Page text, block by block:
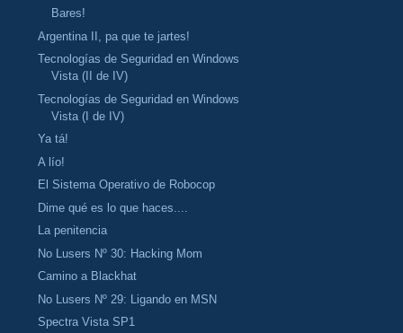
Bares!
Argentina II, pa que te jartes!
Tecnologías de Seguridad en Windows
Vista (II de IV)
Tecnologías de Seguridad en Windows
Vista (I de IV)
Ya tá!
A lío!
El Sistema Operativo de Robocop
Dime qué es lo que haces....
La penitencia
No Lusers Nº 30: Hacking Mom
Camino a Blackhat
No Lusers Nº 29: Ligando en MSN
Spectra Vista SP1